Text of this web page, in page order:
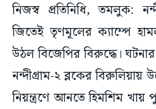
নিজস্ব প্রতিনিধি, তমলুক:
জিতেই তৃণমূলের ক্যাম্পে
উঠল বিজেপির বিরুদ্ধে।
নন্দীগ্রাম-২ ব্লকের বিরুলিয়ায়
নিয়ন্ত্রণে আনতে হিমশিম খায়